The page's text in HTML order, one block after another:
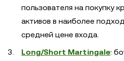
пользователя на покупку
активов в наиболее
средней цене входа.
Long/Short Martingale: